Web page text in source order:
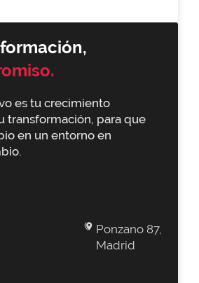
es tu crecimiento
transformación, para que
en un entorno en
Ponzano 87,
Madrid